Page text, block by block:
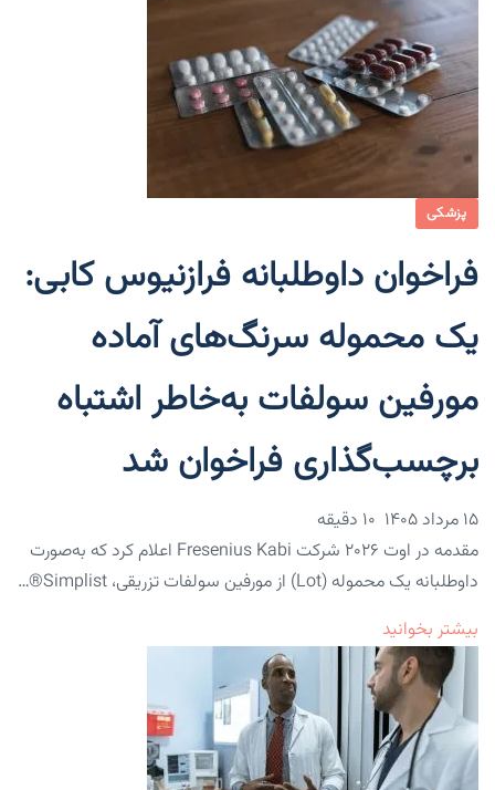
پزشکی
فراخوان داوطلبانه فرازنیوس کابی:
یک محموله سرنگ‌های آماده
مورفین سولفات به‌خاطر اشتباه
برچسب‌گذاری فراخوان شد
۱۵ مرداد ۱۴۰۵
مقدمه در اوت ۲۰۲۶ شرکت Fresenius Kabi اعلام کرد که به‌صورت
داوطلبانه یک محموله (lot) از مورفین سولفات تزریقی، Simplist®…
بیشتر بخوانید